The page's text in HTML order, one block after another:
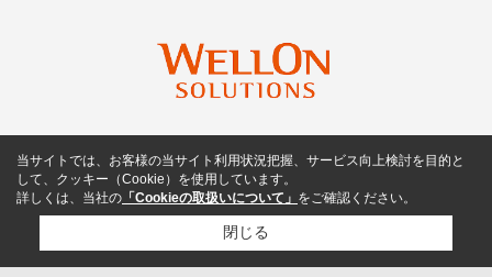
当サイトでは、お客様の当サイト利用状況把握、サービス向上検討を目的と
して、クッキー（Cookie）を使用しています。
詳しくは、当社の 「Cookieの取扱いについて」 をご確認ください。
閉じる